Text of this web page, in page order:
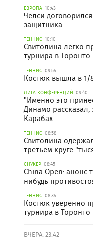
ЕВРОПА 10:43
Челси
защитника
ТЕННИС 10:10
Свитолина легко
турнира в Торонто
ТЕННИС 09:55
Костюк вышла в 1/
ЛИГА КОНФЕРЕНЦИЙ 09:40
"Именно это
Динамо рассказал,
Карабах
ТЕННИС 08:58
Свитолина
третьем круге
СНУКЕР 08:45
China Open: анонс
нибудь
ТЕННИС 08:35
Костюк уверенно
турнира в Торонто
ВЧЕРА, 23:42